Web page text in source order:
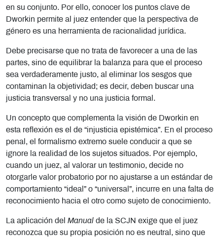
en su conjunto. Por ello, conocer los puntos clave de
Dworkin permite al juez entender que la perspectiva de
género es una herramienta de racionalidad jurídica.
Debe precisarse que no trata de favorecer a una de las
partes, sino de equilibrar la balanza para que el proceso
sea verdaderamente justo, al eliminar los sesgos que
contaminan la objetividad; es decir, deben buscar una
justicia transversal y no una justicia formal.
Un concepto que complementa la visión de Dworkin en
esta reflexión es el de “injusticia epistémica”. En el proceso
penal, el formalismo extremo suele conducir a que se
ignore la realidad de los sujetos situados. Por ejemplo,
cuando un juez, al valorar un testimonio, decide no
otorgarle valor probatorio por no ajustarse a un estándar de
comportamiento “ideal” o “universal”, incurre en una falta de
reconocimiento hacia el otro como sujeto de conocimiento.
La aplicación del Manual de la SCJN exige que el juez
reconozca que su propia posición no es neutral, sino que